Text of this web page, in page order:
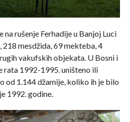
na rušenje Ferhadije u Banjoj Luci
mesdžida, 69 mekteba, 4
vakufskih objekata. U Bosni i
rata 1992-1995. uništeno ili
od 1.144 džamije, koliko ih je bilo
1992. godine.